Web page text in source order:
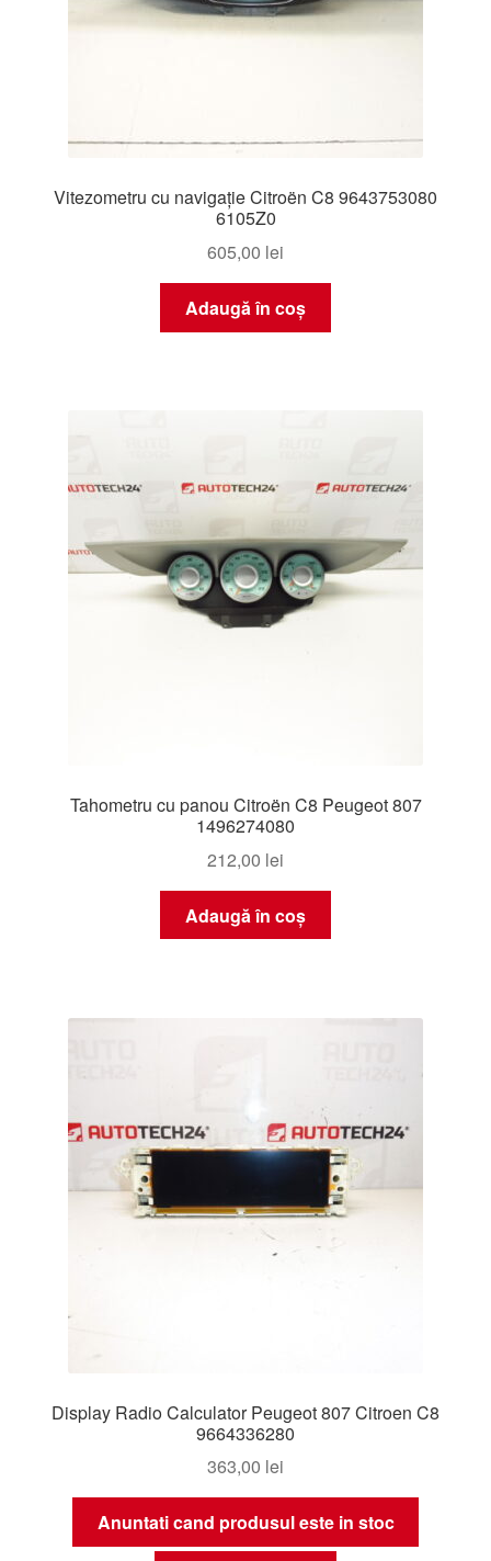
Vitezometru cu navigație Citroën C8 9643753080
6105Z0
605,00 lei
Adaugă în coș
Tahometru cu panou Citroën C8 Peugeot 807
1496274080
212,00 lei
Adaugă în coș
Display Radio Calculator Peugeot 807 Citroen C8
9664336280
363,00 lei
Anuntati cand produsul este in stoc